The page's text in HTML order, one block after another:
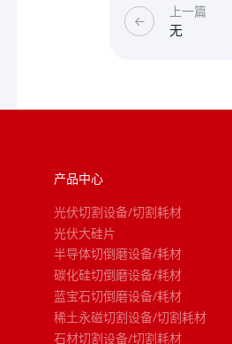
上一篇
无
产品中心
光伏切割设备/切割耗材
光伏大硅片
半导体切倒磨设备/耗材
碳化硅切倒磨设备/耗材
蓝宝石切倒磨设备/耗材
稀土永磁切割设备/切割耗材
石材切割设备/切割耗材